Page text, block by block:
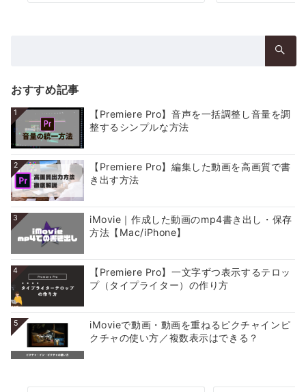
おすすめ記事
1
【Premiere Pro】音声を一括調整し音量を調
整するシンプルな方法
2
【Premiere Pro】編集した動画を高画質で書
き出す方法
3
iMovie｜作成した動画のmp4書き出し・保存
方法【Mac/iPhone】
4
【Premiere Pro】一文字ずつ表示するテロッ
プ（タイプライター）の作り方
5
iMovieで動画・動画を重ねるピクチャインピ
クチャの使い方／複数表示はできる？